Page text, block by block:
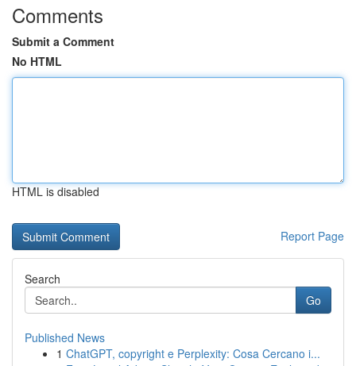
Comments
Submit a Comment
No HTML
HTML is disabled
Report Page
Search
Go
Published News
1 ChatGPT, copyright e Perplexity: Cosa Cercano i...